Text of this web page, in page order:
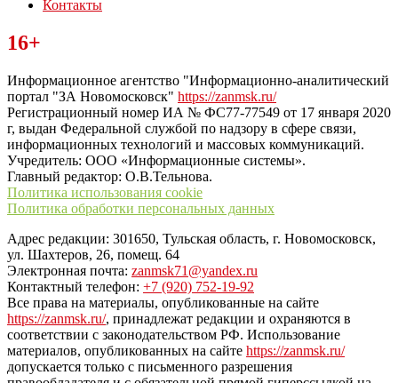
Контакты
Читайте последние новости дня в Тульской области на сайте
“ЗаНовомосковск”
16+
Информационное агентство "Информационно-аналитический
портал "ЗА Новомосковск" https://zanmsk.ru/
Регистрационный номер ИА № ФС77-77549 от 17 января 2020
г, выдан Федеральной службой по надзору в сфере связи,
информационных технологий и массовых коммуникаций.
Учредитель: ООО «Информационные системы».
Главный редактор: О.В.Тельнова.
Политика использования cookie
Политика обработки персональных данных
Адрес редакции: 301650, Тульская область, г. Новомосковск,
ул. Шахтеров, 26, помещ. 64
Электронная почта: zanmsk71@yandex.ru
Контактный телефон: +7 (920) 752-19-92
Все права на материалы, опубликованные на сайте
https://zanmsk.ru/, принадлежат редакции и охраняются в
соответствии с законодательством РФ. Использование
материалов, опубликованных на сайте https://zanmsk.ru/
допускается только с письменного разрешения